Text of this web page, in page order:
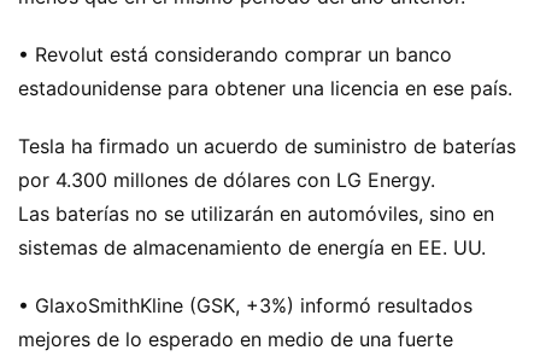
• Revolut está considerando comprar un banco
estadounidense para obtener una licencia en ese país.
Tesla ha firmado un acuerdo de suministro de baterías
por 4.300 millones de dólares con LG Energy.
Las baterías no se utilizarán en automóviles, sino en
sistemas de almacenamiento de energía en EE. UU.
• GlaxoSmithKline (GSK, +3%) informó resultados
mejores de lo esperado en medio de una fuerte